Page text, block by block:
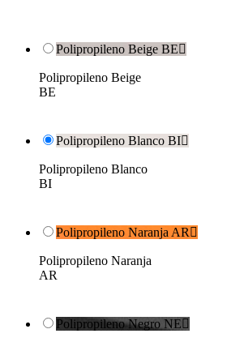
Polipropileno Beige BE
Polipropileno Beige
BE
Polipropileno Blanco BI
Polipropileno Blanco
BI
Polipropileno Naranja AR 
Polipropileno Naranja
AR
Polipropileno Negro NE